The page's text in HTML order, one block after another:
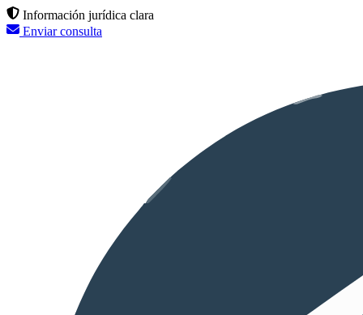
Información jurídica clara
Enviar consulta